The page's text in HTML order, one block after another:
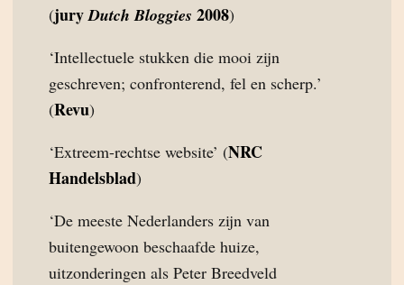
(juryDutch Bloggies 2008)
‘Intellectuele stukken die mooi zijn
geschreven; confronterend, fel en scherp.’
(Revu)
‘Extreem-rechtse website’ (NRC
Handelsblad)
‘De meeste Nederlanders zijn van
buitengewoon beschaafde huize,
uitzonderingen als Peter Breedveld